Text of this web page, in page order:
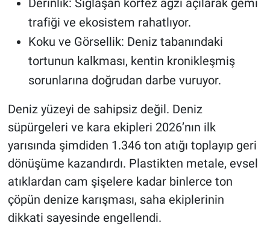
Derinlik: Sığlaşan körfez ağzı açılarak gemi
trafiği ve ekosistem rahatlıyor.
Koku ve Görsellik: Deniz tabanındaki
tortunun kalkması, kentin kronikleşmiş
sorunlarına doğrudan darbe vuruyor.
Deniz yüzeyi de sahipsiz değil. Deniz
süpürgeleri ve kara ekipleri 2026’nın ilk
yarısında şimdiden 1.346 ton atığı toplayıp geri
dönüşüme kazandırdı. Plastikten metale, evsel
atıklardan cam şişelere kadar binlerce ton
çöpün denize karışması, saha ekiplerinin
dikkati sayesinde engellendi.